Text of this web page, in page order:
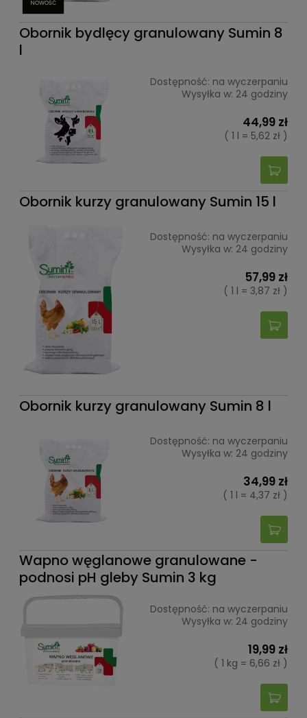
NOWOŚĆ
Obornik bydlęcy granulowany Sumin 8
l
Dostępność: na wyczerpaniu
Wysyłka w: 24 godziny
44,99 zł
( 1 l = 5,62 zł )
Obornik kurzy granulowany Sumin 15 l
Dostępność: na wyczerpaniu
Wysyłka w: 24 godziny
57,99 zł
( 1 l = 3,87 zł )
Obornik kurzy granulowany Sumin 8 l
Dostępność: na wyczerpaniu
Wysyłka w: 24 godziny
34,99 zł
( 1 l = 4,37 zł )
Wapno węglanowe granulowane -
podnosi pH gleby Sumin 3 kg
Dostępność: na wyczerpaniu
Wysyłka w: 24 godziny
19,99 zł
( 1 kg = 6,66 zł )